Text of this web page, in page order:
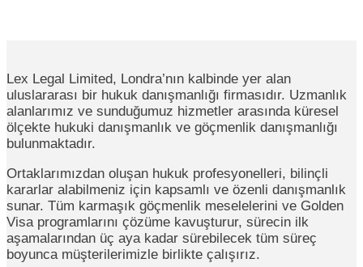
Lex Legal Limited, Londra’nın kalbinde yer alan
uluslararası bir hukuk danışmanlığı firmasıdır. Uzmanlık
alanlarımız ve sunduğumuz hizmetler arasında küresel
ölçekte hukuki danışmanlık ve göçmenlik danışmanlığı
bulunmaktadır.
Ortaklarımızdan oluşan hukuk profesyonelleri, bilinçli
kararlar alabilmeniz için kapsamlı ve özenli danışmanlık
sunar. Tüm karmaşık göçmenlik meselelerini ve Golden
Visa programlarını çözüme kavuşturur, sürecin ilk
aşamalarından üç aya kadar sürebilecek tüm süreç
boyunca müşterilerimizle birlikte çalışırız.